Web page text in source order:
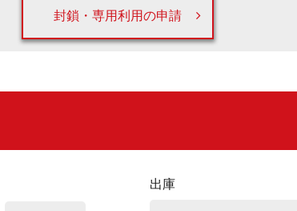
封鎖・専用利用の申請
出庫